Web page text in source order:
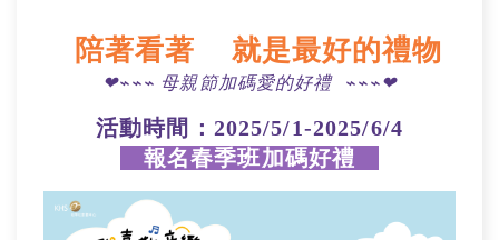
陪著看著 就是最好的禮物
❤︎⌁⌁⌁ 母親節加碼愛的好禮 ⌁⌁⌁❤︎
活動時間： 2025/5/1-2025/6/4
報名春季班加碼好禮